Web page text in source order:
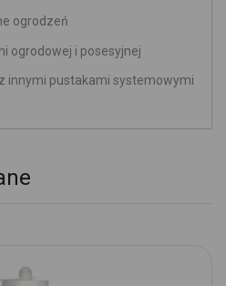
ogrodzeń
ogrodowej i posesyjnej
innymi pustakami systemowymi